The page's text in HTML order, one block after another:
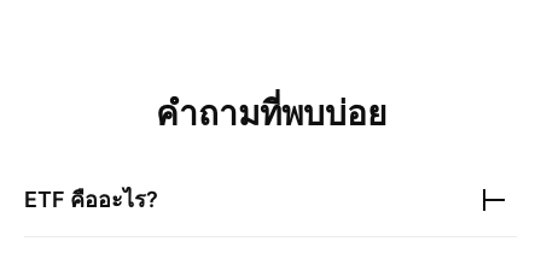
คำถามที่พบบ่อย
ETF คืออะไร?